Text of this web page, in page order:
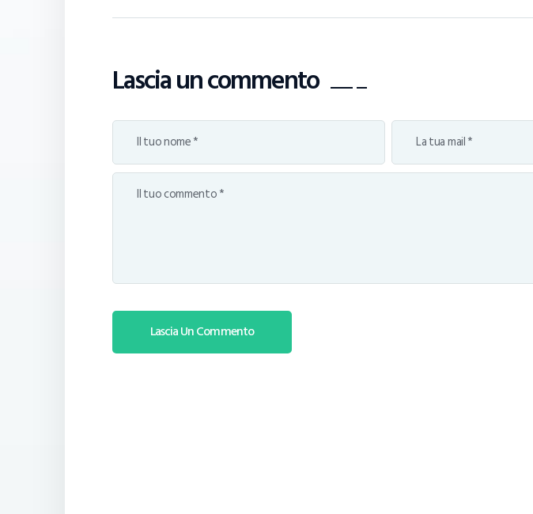
Lascia un commento